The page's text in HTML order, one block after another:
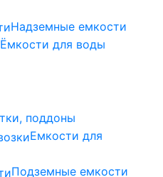
Надземные емкости
Ёмкости для воды
поддоны
Емкости для
Подземные емкости